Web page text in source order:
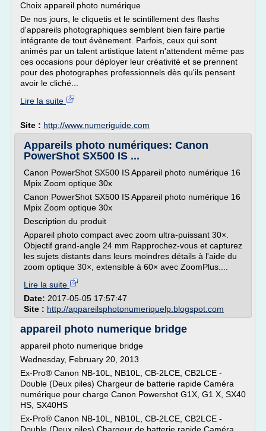
Choix appareil photo numérique
De nos jours, le cliquetis et le scintillement des flashs
d'appareils photographiques semblent bien faire partie
intégrante de tout évènement. Parfois, ceux qui sont
animés par un talent artistique latent n'attendent même pas
ces occasions pour déployer leur créativité et se prennent
pour des photographes professionnels dès qu'ils pensent
avoir le cliché...
Lire la suite
Site : http://www.numeriguide.com
Appareils photo numériques: Canon
PowerShot SX500 IS ...
Canon PowerShot SX500 IS Appareil photo numérique 16
Mpix Zoom optique 30x
Canon PowerShot SX500 IS Appareil photo numérique 16
Mpix Zoom optique 30x
Description du produit
Appareil photo compact avec zoom ultra-puissant 30×.
Objectif grand-angle 24 mm Rapprochez-vous et capturez
les sujets distants dans leurs moindres détails à l'aide du
zoom optique 30×, extensible à 60× avec ZoomPlus....
Lire la suite
Date: 2017-05-05 17:57:47
Site : http://appareilsphotonumeriquelp.blogspot.com
appareil photo numerique bridge
appareil photo numerique bridge
Wednesday, February 20, 2013
Ex-Pro® Canon NB-10L, NB10L, CB-2LCE, CB2LCE -
Double (Deux piles) Chargeur de batterie rapide Caméra
numérique pour charge Canon Powershot G1X, G1 X, SX40
HS, SX40HS
Ex-Pro® Canon NB-10L, NB10L, CB-2LCE, CB2LCE -